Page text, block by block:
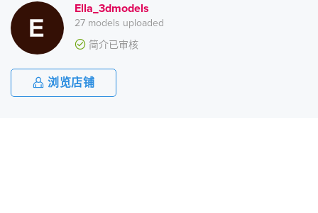
Ella_3dmodels
27 models uploaded
简介已审核
浏览店铺